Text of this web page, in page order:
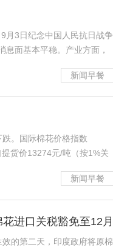
新闻早餐
3日纪念中国人民抗日战争
面基本平稳。产业方面，
个交易日I
新闻早餐
国际棉花价格指数
货价13274元/吨（按1%关
进口关税豁免至12月
的第二天，印度政府将原棉